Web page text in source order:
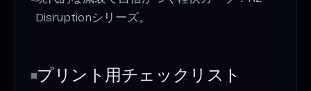
Disruptionシリーズ。
プリント用チェックリスト